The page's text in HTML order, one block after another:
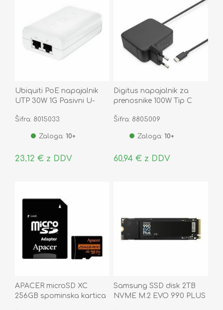
Ubiquiti PoE napajalnik
UTP 30W 1G Pasivni U-
Šifra: 8015033
Zaloga: 10+
23,12 € z DDV
Digitus napajalnik za
prenosnike 100W Tip C
Šifra: 8805009
Zaloga: 10+
60,94 € z DDV
APACER microSD XC
256GB spominska kartica
Samsung SSD disk 2TB
NVME M.2 EVO 990 PLUS